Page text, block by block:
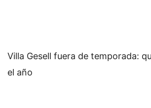
Villa Gesell fuera de temporada:
el año